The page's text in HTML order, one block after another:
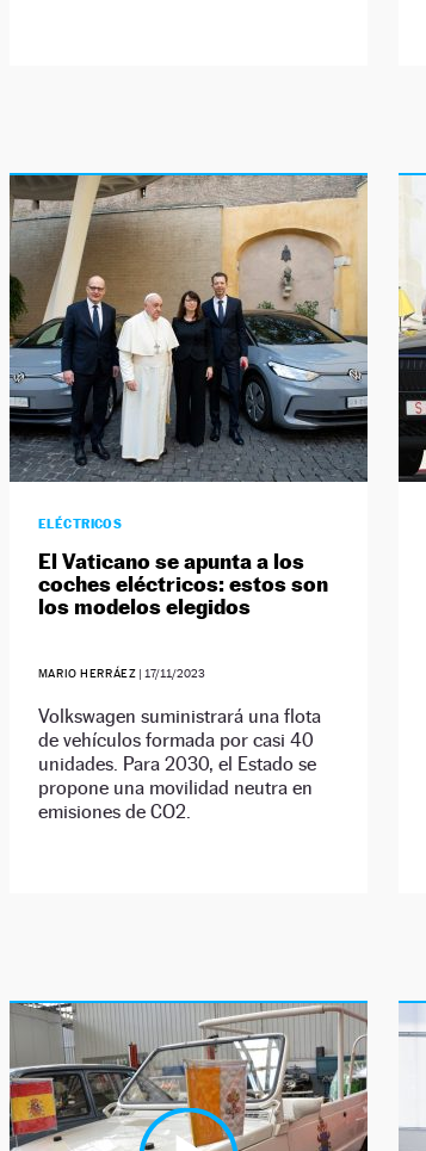
ELÉCTRICOS
El Vaticano se apunta a los
coches eléctricos: estos son
los modelos elegidos
MARIO HERRÁEZ | 17/11/2023
Volkswagen suministrará una flota
de vehículos formada por casi 40
unidades. Para 2030, el Estado se
propone una movilidad neutra en
emisiones de CO2.